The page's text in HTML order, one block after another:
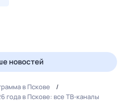
новостей
в Пскове
года в Пскове: все ТВ-каналы